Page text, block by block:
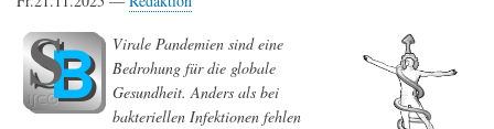
Virale Pandemien sind eine
Bedrohung für die globale
Gesundheit. Anders als bei
bakteriellen Infektionen fehlen